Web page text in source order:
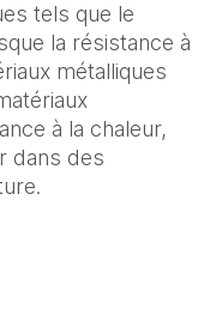
tels que le
la résistance à
métalliques
à la chaleur,
dans des